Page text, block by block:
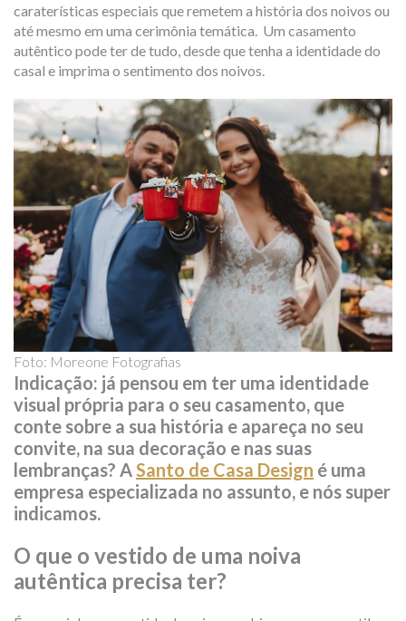
caraterísticas especiais que remetem a história dos noivos ou
até mesmo em uma cerimônia temática. Um casamento
autêntico pode ter de tudo, desde que tenha a identidade do
casal e imprima o sentimento dos noivos.
Foto: Moreone Fotografias
Indicação: já pensou em ter uma identidade
visual própria para o seu casamento, que
conte sobre a sua história e apareça no seu
convite, na sua decoração e nas suas
lembranças? ASanto de Casa Design é uma
empresa especializada no assunto, e nós super
indicamos.
O que o vestido de uma noiva
autêntica precisa ter?